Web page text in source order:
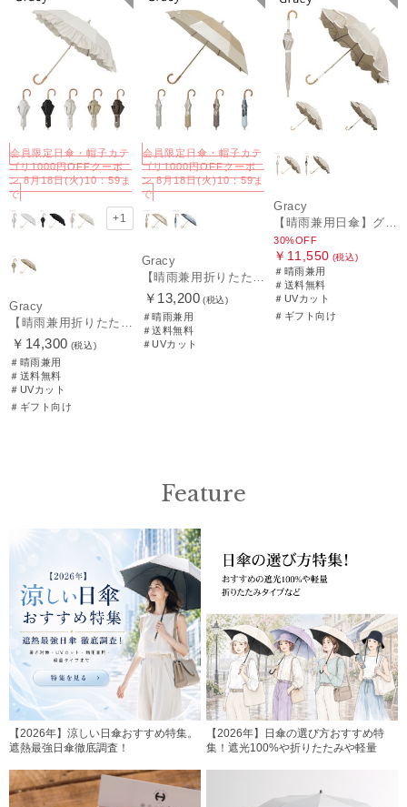
会員限定日傘・帽子カテ
ゴリ1000円OFFクーポ
ン 8月18日(火)10：59ま
で
+1
Gracy
￥14,300 (税込)
＃晴雨兼用
＃送料無料
＃UVカット
＃ギフト向け
会員限定日傘・帽子カテ
ゴリ1000円OFFクーポ
ン 8月18日(火)10：59ま
で
Gracy
￥13,200 (税込)
＃晴雨兼用
＃送料無料
＃UVカット
Gracy
30%OFF
￥11,550 (税込)
＃晴雨兼用
＃送料無料
＃UVカット
＃ギフト向け
Feature
【2026年】涼しい日傘おすすめ特集。
遮熱最強日傘徹底調査！
【2026年】日傘の選び方おすすめ特
集！遮光100%や折りたたみや軽量